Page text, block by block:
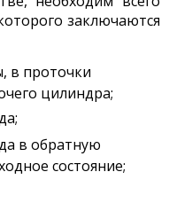
заключаются
в проточки
цилиндра;
в обратную
состояние;